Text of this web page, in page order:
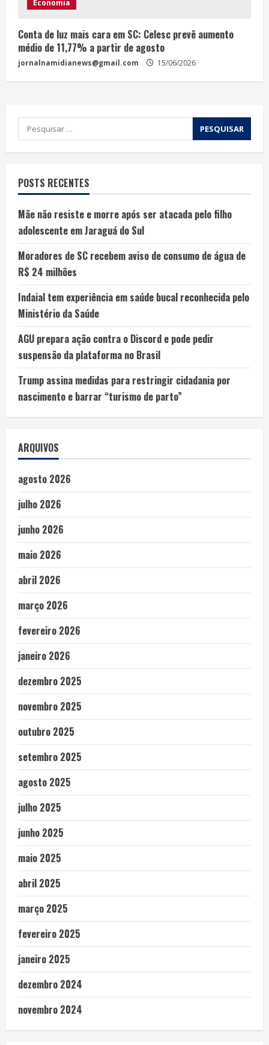
Economia
Conta de luz mais cara em SC: Celesc prevê aumento
médio de 11,77% a partir de agosto
jornalnamidianews@gmail.com 15/06/2026
POSTS RECENTES
Mãe não resiste e morre após ser atacada pelo filho
adolescente em Jaraguá do Sul
Moradores de SC recebem aviso de consumo de água de
R$ 24 milhões
Indaial tem experiência em saúde bucal reconhecida pelo
Ministério da Saúde
AGU prepara ação contra o Discord e pode pedir
suspensão da plataforma no Brasil
Trump assina medidas para restringir cidadania por
nascimento e barrar “turismo de parto”
ARQUIVOS
agosto 2026
julho 2026
junho 2026
maio 2026
abril 2026
março 2026
fevereiro 2026
janeiro 2026
dezembro 2025
novembro 2025
outubro 2025
setembro 2025
agosto 2025
julho 2025
junho 2025
maio 2025
abril 2025
março 2025
fevereiro 2025
janeiro 2025
dezembro 2024
novembro 2024